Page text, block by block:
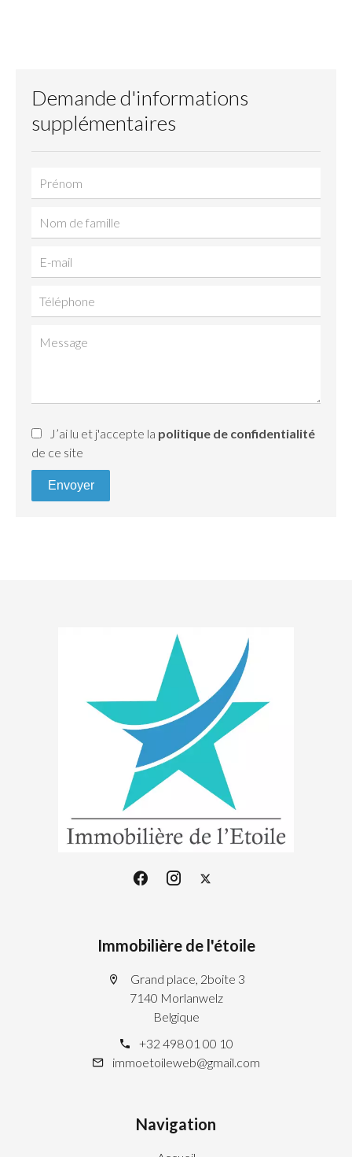
Demande d'informations
supplémentaires
J’ai lu et j'accepte la politique de confidentialité
de ce site
Envoyer
Immobilière de l'étoile
Grand place, 2boite 3
7140 Morlanwelz
Belgique
+32 498 01 00 10
immoetoileweb@gmail.com
Navigation